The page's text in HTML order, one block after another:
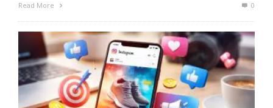
Read More 0